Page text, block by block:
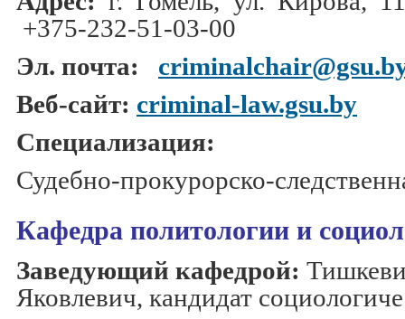
+375-232-51-03-00
Эл. почта:
Веб-сайт: criminal-law.gsu.by
Специализация:
Судебно-прокурорско-
Кафедра политологии и
Заведующий кафедрой:
Яковлевич, кандидат